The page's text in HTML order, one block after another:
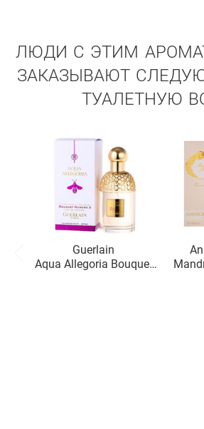
ЛЮДИ С ЭТИМ
ЗАКАЗЫВАЮТ
ТУАЛЕТНУЮ
Guerlain
Aqua Allegoria Bouquet